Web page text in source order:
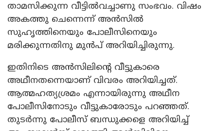
താമസിക്കുന്ന വീട്ടിൽവച്ചാണു സംഭവം. വിഷം
അകത്തു ചെന്നെന്ന് അൻസിൽ
സുഹൃത്തിനെയും പോലീസിനെയും
മരിക്കുന്നതിനു മുൻപ് അറിയിച്ചിരുന്നു.
ഇതിനിടെ അൻസിലിന്റെ വീട്ടുകാരെ
അഥീനതന്നെയാണ് വിവരം അറിയിച്ചത്.
ആത്മഹത്യശ്രമം എന്നായിരുന്നു അഥീന
പോലീസിനോടും വീട്ടുകാരോടും പറഞ്ഞത്.
തുടർന്നു പോലീസ് ബന്ധുക്കളെ അറിയിച്ച്